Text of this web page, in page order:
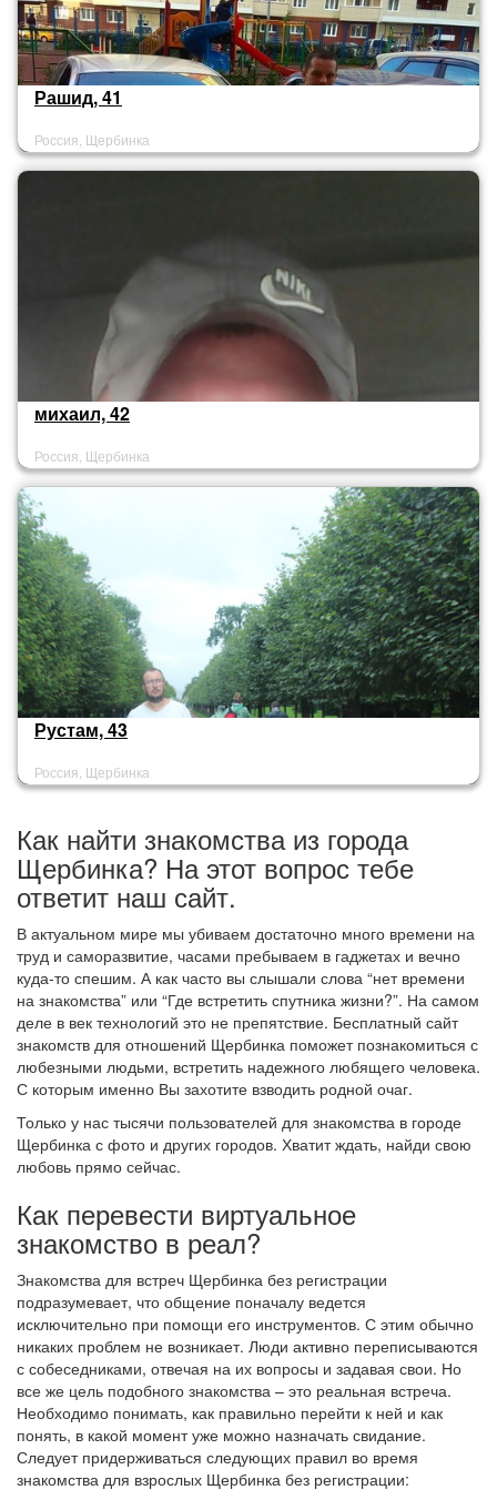
Рашид, 41
Россия, Щербинка
михаил, 42
Россия, Щербинка
Рустам, 43
Россия, Щербинка
Как найти знакомства из города
Щербинка? На этот вопрос тебе
ответит наш сайт.
В актуальном мире мы убиваем достаточно много времени на
труд и саморазвитие, часами пребываем в гаджетах и вечно
куда-то спешим. А как часто вы слышали слова “нет времени
на знакомства” или “Где встретить спутника жизни?”. На самом
деле в век технологий это не препятствие. Бесплатный сайт
знакомств для отношений Щербинка поможет познакомиться с
любезными людьми, встретить надежного любящего человека.
С которым именно Вы захотите взводить родной очаг.
Только у нас тысячи пользователей для знакомства в городе
Щербинка с фото и других городов. Хватит ждать, найди свою
любовь прямо сейчас.
Как перевести виртуальное
знакомство в реал?
Знакомства для встреч Щербинка без регистрации
подразумевает, что общение поначалу ведется
исключительно при помощи его инструментов. С этим обычно
никаких проблем не возникает. Люди активно переписываются
с собеседниками, отвечая на их вопросы и задавая свои. Но
все же цель подобного знакомства – это реальная встреча.
Необходимо понимать, как правильно перейти к ней и как
понять, в какой момент уже можно назначать свидание.
Следует придерживаться следующих правил во время
знакомства для взрослых Щербинка без регистрации: